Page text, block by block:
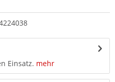
Einsatz. mehr